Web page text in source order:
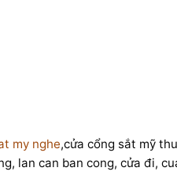
my nghe,cửa cổng sắt mỹ
lan can ban cong, cửa đi,